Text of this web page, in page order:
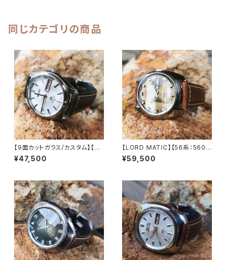
腕時計 アンティークウォッチ 中
三針 メンズウォッチ【5606-70
同じカテゴリの商品
【9面カットガラス/カスタム】【LO
RD MATIC】【56系：5606-70
70】SEIKO/セイコーロードマチ
舎諏訪工場 1969年 3月製造
アンティークウォッチ 中三針 レ
ザーベルト メンズウォッチ【560
6-7070-4】
¥47,500
【LORD MATIC】【56系：5606
-7230】【9面カットグラス 新
品】SEIKO/セイコーロードマチ
腕時計 アンティークウォッチ 中
三針 メンズウォッチ【5606-72
30-1】
¥59,500